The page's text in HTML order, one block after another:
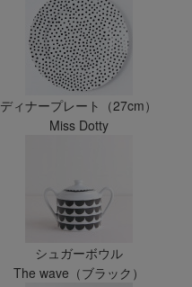
ディナープレート（27cm）
Miss Dotty
シュガーボウル
The wave（ブラック）